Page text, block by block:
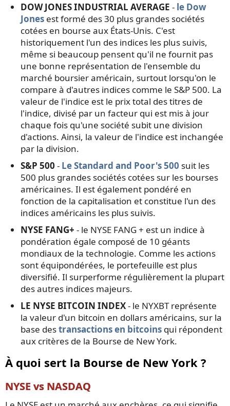
DOW JONES INDUSTRIAL AVERAGE - le Dow
Jones est formé des 30 plus grandes sociétés
cotées en bourse aux États-Unis. C'est
historiquement l'un des indices les plus suivis,
même si beaucoup pensent qu'il ne fournit pas
une bonne représentation de l'ensemble du
marché boursier américain, surtout lorsqu'on le
compare à d'autres indices comme le S&P 500. La
valeur de l'indice est le prix total des titres de
l'indice, divisé par un facteur qui est mis à jour
chaque fois qu'une société subit une division
d'actions. Ainsi, la valeur de l'indice est inchangée
par la division.
S&P 500 - Le Standard and Poor's 500 suit les
500 plus grandes sociétés cotées sur les bourses
américaines. Il est également pondéré en
fonction de la capitalisation et constitue l'un des
indices américains les plus suivis.
NYSE FANG+ - le NYSE FANG + est un indice à
pondération égale composé de 10 géants
mondiaux de la technologie. Comme les actions
sont équipondérées, le portefeuille est plus
diversifié. Il surperforme régulièrement la plupart
des autres indices majeurs.
LE NYSE BITCOIN INDEX- le NYXBT représente
la valeur d'un bitcoin en dollars américains, sur la
base destransactions en bitcoins qui répondent
aux critères de la Bourse de New York.
À quoi sert la Bourse de New York ?
NYSE vs NASDAQ